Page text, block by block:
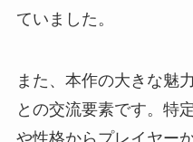
ていました。
また、本作の大きな魅
との交流要素です。特
や性格からプレイヤー